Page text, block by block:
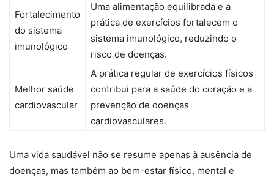
Fortalecimento
do sistema
imunológico
Uma alimentação equilibrada e a
prática de exercícios fortalecem o
sistema imunológico, reduzindo o
risco de doenças.
Melhor saúde
cardiovascular
A prática regular de exercícios físicos
contribui para a saúde do coração e a
prevenção de doenças
cardiovasculares.
Uma vida saudável não se resume apenas à ausência de
doenças, mas também ao bem-estar físico, mental e